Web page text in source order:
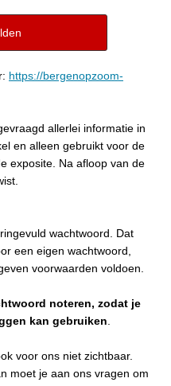
https://bergenopzoom-
allerlei informatie in
en alleen gebruikt voor de
exposite. Na afloop van de
wachtwoord. Dat
een eigen wachtwoord,
voorwaarden voldoen.
noteren, zodat je
kan gebruiken
voor ons niet zichtbaar.
moet je aan ons vragen om